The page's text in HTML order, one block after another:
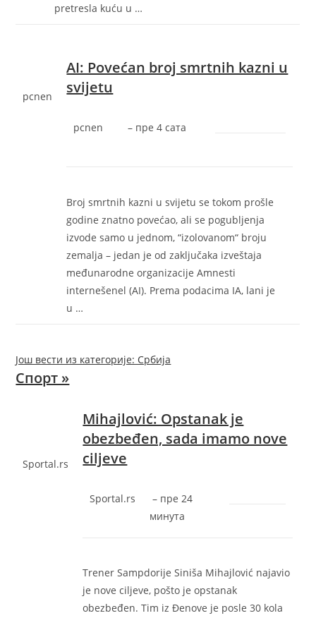
pretresla kuću u …
pcnen
AI: Povećan broj smrtnih kazni u
svijetu
pcnen – ‎пре 4 сата‎
Broj smrtnih kazni u svijetu se tokom prošle
godine znatno povećao, ali se pogubljenja
izvode samo u jednom, “izolovanom“ broju
zemalja – jedan je od zaključaka izveštaja
međunarodne organizacije Amnesti
internešenel (AI). Prema podacima IA, lani je
u …
Још вести из категорије: Србија
Спорт »
Sportal.rs
Mihajlović: Opstanak je
obezbeđen, sada imamo nove
ciljeve
Sportal.rs – ‎пре 24
минута‎
Trener Sampdorije Siniša Mihajlović najavio
je nove ciljeve, pošto je opstanak
obezbeđen. Tim iz Đenove je posle 30 kola